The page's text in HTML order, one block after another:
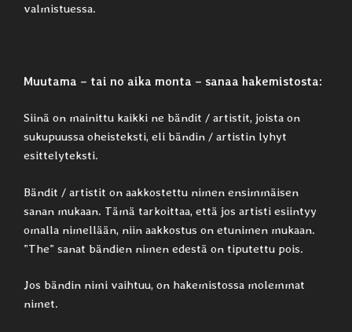
valmistuessa.
Muutama – tai no aika monta – sanaa hakemistosta:
Siinä on mainittu kaikki ne bändit / artistit, joista on
sukupuussa oheisteksti, eli bändin / artistin lyhyt
esittelyteksti.
Bändit / artistit on aakkostettu nimen ensimmäisen
sanan mukaan. Tämä tarkoittaa, että jos artisti esiintyy
omalla nimellään, niin aakkostus on etunimen mukaan.
”The” sanat bändien nimen edestä on tiputettu pois.
Jos bändin nimi vaihtuu, on hakemistossa molemmat
nimet.